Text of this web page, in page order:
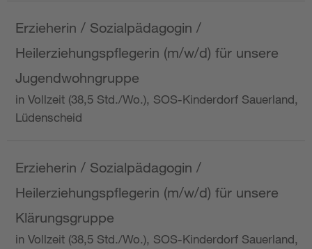
Erzieherin / Sozialpädagogin /
Heilerziehungspflegerin (m/w/d) für unsere
Jugendwohngruppe
in Vollzeit (38,5 Std./Wo.), SOS-Kinderdorf Sauerland,
Lüdenscheid
Erzieherin / Sozialpädagogin /
Heilerziehungspflegerin (m/w/d) für unsere
Klärungsgruppe
in Vollzeit (38,5 Std./Wo.), SOS-Kinderdorf Sauerland,